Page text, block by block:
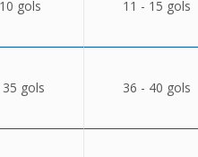
gols 11 - 15 gols
gols 36 - 40 gols